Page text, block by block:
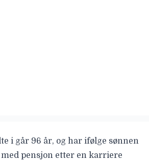
i går 96 år, og har ifølge sønnen
pensjon etter en karriere